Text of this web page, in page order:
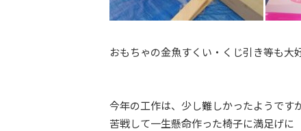
おもちゃの金魚すくい・くじ引き等も大
今年の工作は、少し難しかったようです
苦戦して一生懸命作った椅子に満足げ